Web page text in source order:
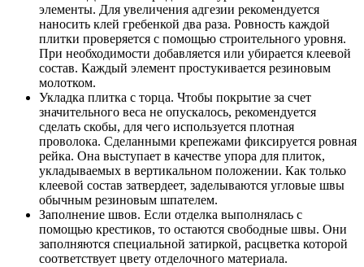
элементы. Для увеличения адгезии рекомендуется
наносить клей гребенкой два раза. Ровность каждой
плитки проверяется с помощью строительного уровня.
При необходимости добавляется или убирается клеевой
состав. Каждый элемент простукивается резиновым
молотком.
Укладка плитка с торца. Чтобы покрытие за счет
значительного веса не опускалось, рекомендуется
сделать скобы, для чего используется плотная
проволока. Сделанными крепежами фиксируется ровная
рейка. Она выступает в качестве упора для плиток,
укладываемых в вертикальном положении. Как только
клеевой состав затвердеет, заделываются угловые швы
обычным резиновым шпателем.
Заполнение швов. Если отделка выполнялась с
помощью крестиков, то остаются свободные швы. Они
заполняются специальной затиркой, расцветка которой
соответствует цвету отделочного материала.